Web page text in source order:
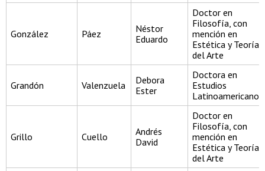
González Páez
Néstor
Eduardo
Doctor en
Filosofía, con
mención en
Estética y Teoría
del Arte
Grandón Valenzuela
Debora
Ester
Doctora en
Estudios
Latinoamericanos
Grillo Cuello
Andrés
David
Doctor en
Filosofía, con
mención en
Estética y Teoría
del Arte